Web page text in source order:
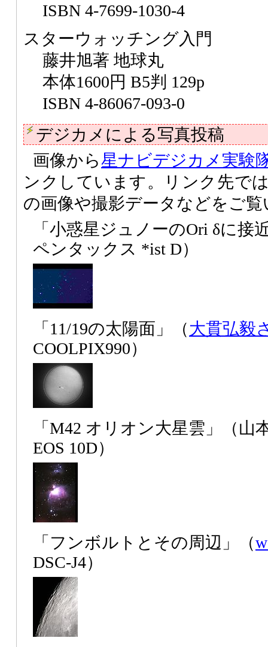
ISBN 4-7699-1030-4
スターウォッチング入門
藤井旭著 地球丸
本体1600円 B5判 129p
ISBN 4-86067-093-0
デジカメによる写真投稿
画像から星ナビデジカメ実験
ンクしています。リンク先で
の画像や撮影データなどをご
「小惑星ジュノーのOri δに接
ペンタックス *ist D）
「11/19の太陽面」（大貫弘毅
COOLPIX990）
「M42 オリオン大星雲」（山
EOS 10D）
「フンボルトとその周辺」（
DSC-J4）